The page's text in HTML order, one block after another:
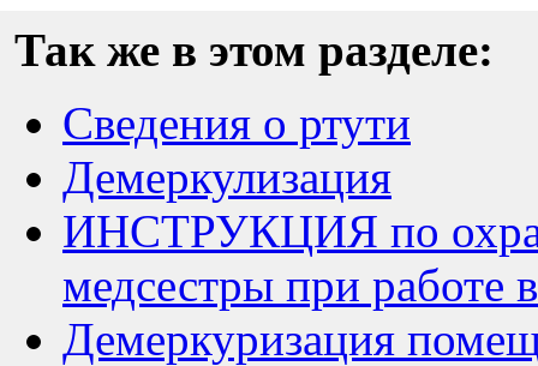
Так же в этом разделе:
Сведения о ртути
Демеркулизация
ИНСТРУКЦИЯ по
медсестры при работе
Демеркуризация